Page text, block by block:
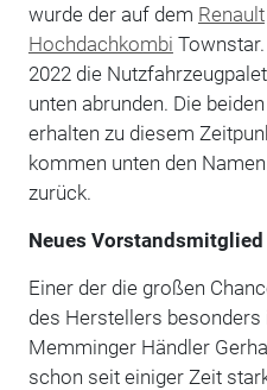
wurde der auf dem Renault
Hochdachkombi
2022 die
unten abrunden. Die beiden
erhalten zu diesem
kommen unten den
zurück.
Neues Vorstandsmitglied
Einer der die großen
des Herstellers
Memminger Händler
schon seit einiger Zeit